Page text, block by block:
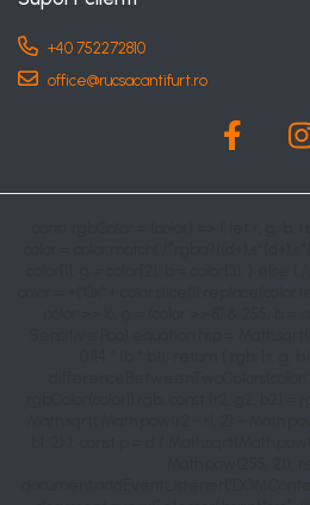
+40 752272810
office@rucsacantifurt.ro